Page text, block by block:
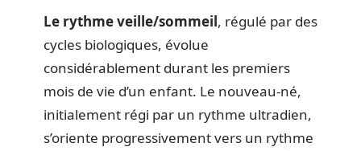
Le rythme veille/sommeil, régulé par des
cycles biologiques, évolue
considérablement durant les premiers
mois de vie d’un enfant. Le nouveau-né,
initialement régi par un rythme ultradien,
s’oriente progressivement vers un rythme